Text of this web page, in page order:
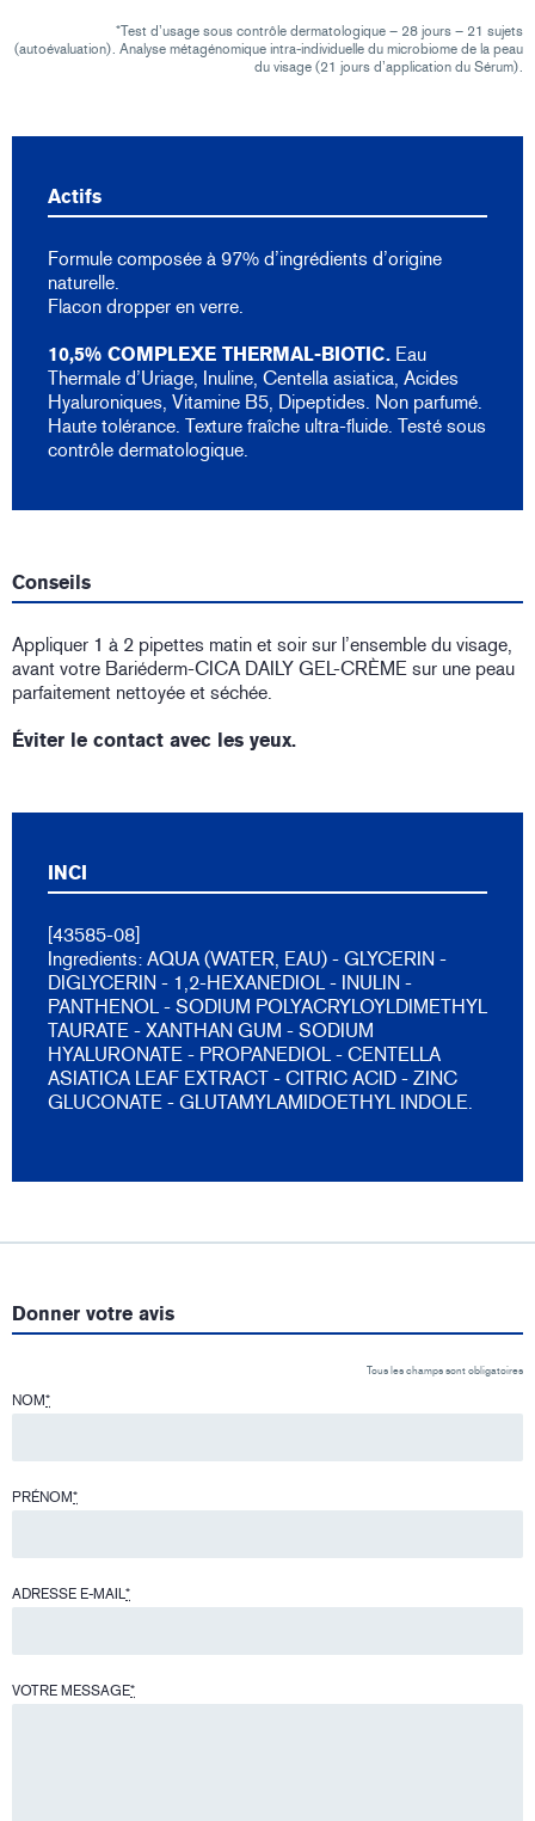
*Test d’usage sous contrôle dermatologique – 28 jours – 21 sujets
(autoévaluation). Analyse métagénomique intra-individuelle du microbiome de la peau
du visage (21 jours d’application du Sérum).
Actifs
Formule composée à 97% d’ingrédients d’origine
naturelle.
Flacon dropper en verre.
10,5% COMPLEXE THERMAL-BIOTIC. Eau
Thermale d’Uriage, Inuline, Centella asiatica, Acides
Hyaluroniques, Vitamine B5, Dipeptides. Non parfumé.
Haute tolérance. Texture fraîche ultra-fluide. Testé sous
contrôle dermatologique.
Conseils
Appliquer 1 à 2 pipettes matin et soir sur l’ensemble du visage,
avant votre Bariéderm-CICA DAILY GEL-CRÈME sur une peau
parfaitement nettoyée et séchée.
Éviter le contact avec les yeux.
INCI
[43585-08]
Ingredients: AQUA (WATER, EAU) - GLYCERIN -
DIGLYCERIN - 1,2-HEXANEDIOL - INULIN -
PANTHENOL - SODIUM POLYACRYLOYLDIMETHYL
TAURATE - XANTHAN GUM - SODIUM
HYALURONATE - PROPANEDIOL - CENTELLA
ASIATICA LEAF EXTRACT - CITRIC ACID - ZINC
GLUCONATE - GLUTAMYLAMIDOETHYL INDOLE.
Donner votre avis
Tous les champs sont obligatoires
NOM*
PRÉNOM*
ADRESSE E-MAIL*
VOTRE MESSAGE*